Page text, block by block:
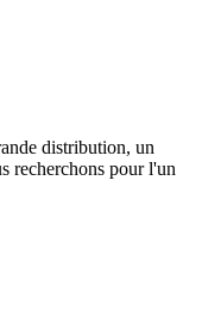
distribution, un
recherchons pour l'un